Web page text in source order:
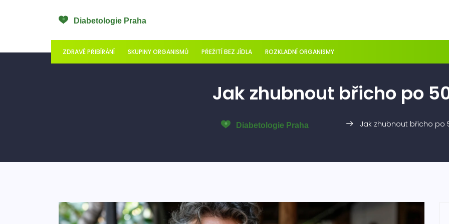
ZDRAVÉ PŘIBÍRÁNÍ SKUPINY ORGANISMŮ PŘEŽITÍ BEZ JÍDLA ROZKLADNÍ ORGANISMY
Jak zhubnout břicho po
Jak zhubnout břicho po